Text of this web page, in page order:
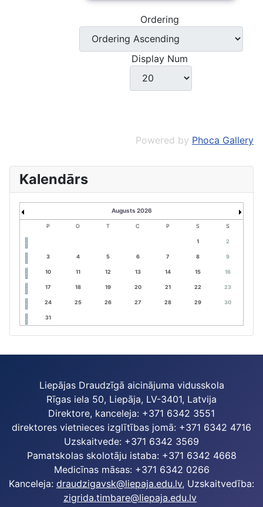
Ordering
Display Num
Powered by Phoca Gallery
Kalendārs
Augusts 2026
P O T C P S S
1 2
3 4 5 6 7 8 9
10 11 12 13 14 15 16
17 18 19 20 21 22 23
24 25 26 27 28 29 30
31
Liepājas Draudzīgā aicinājuma vidusskola
Rīgas iela 50, Liepāja, LV-3401, Latvija
Direktore, kanceleja: +371 6342 3551
direktores vietnieces izglītības jomā: +371 6342 4716
Uzskaitvede: +371 6342 3569
Pamatskolas skolotāju istaba: +371 6342 4668
Medicīnas māsas: +371 6342 0266
Kanceleja: draudzigavsk@liepaja.edu.lv, Uzskaitvedība:
zigrida.timbare@liepaja.edu.lv